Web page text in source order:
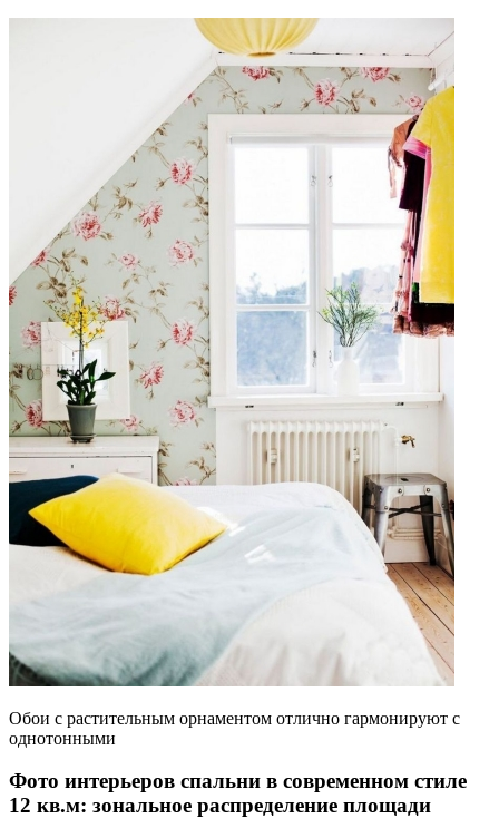
Обои с растительным орнаментом отлично гармонируют с
однотонными
Фото интерьеров спальни в современном стиле
12 кв.м: зональное распределение площади